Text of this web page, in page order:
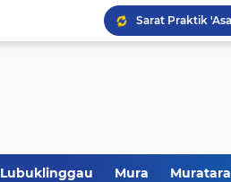
Lubuklinggau Mura Muratara